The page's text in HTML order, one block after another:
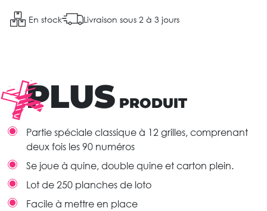
En stock Livraison sous 2 à 3 jours
PLUS PRODUIT
Partie spéciale classique à 12 grilles, comprenant
deux fois les 90 numéros
Se joue à quine, double quine et carton plein.
Lot de 250 planches de loto
Facile à mettre en place